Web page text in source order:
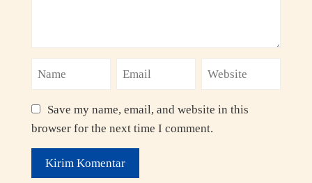
Save my name, email, and website in this
browser for the next time I comment.